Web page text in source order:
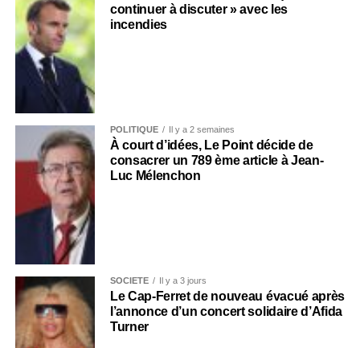
continuer à discuter » avec les
incendies
POLITIQUE Il y a 2 semaines
À court d’idées, Le Point décide de
consacrer un 789 ème article à Jean-
Luc Mélenchon
SOCIÉTÉ Il y a 3 jours
Le Cap-Ferret de nouveau évacué après
l’annonce d’un concert solidaire d’Afida
Turner